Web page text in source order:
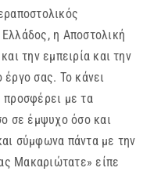
η Αποστολική
την εμπειρία και την
σας. Το κάνει
προσφέρει με τα
σε έμψυχο όσο και
σύμφωνα πάντα με την
Μακαριώτατε» είπε